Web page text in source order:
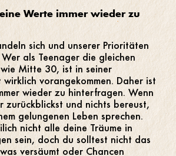
Werte immer wieder zu
sich und unserer Prioritäten
als Teenager die gleichen
Mitte 30, ist in seiner
vorangekommen. Daher ist
wieder zu hinterfragen. Wenn
zurückblickst und nichts bereust,
gelungenen Leben sprechen.
nicht alle deine Träume in
sein, doch du solltest nicht das
versäumt oder Chancen